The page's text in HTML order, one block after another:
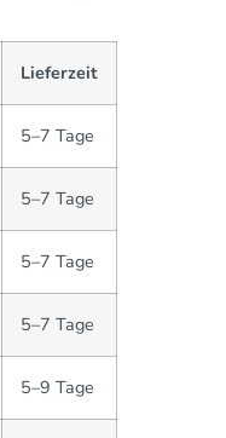
Lieferzeit
5–7 Tage
5–7 Tage
5–7 Tage
5–7 Tage
5–9 Tage